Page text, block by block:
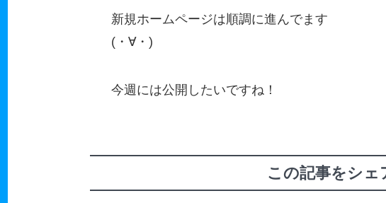
新規ホームページは順調に進んでます
(・∀・)
今週には公開したいですね！
この記事をシェ